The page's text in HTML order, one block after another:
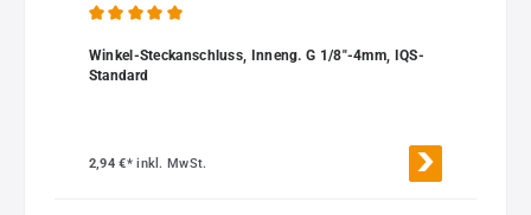
Winkel-Steckanschluss, Inneng. G 1/8"-4mm, IQS-
Standard
2,94 €*inkl. MwSt.